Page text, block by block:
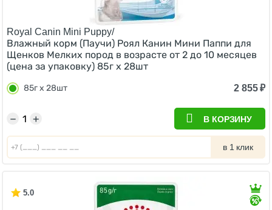
Royal Canin Mini Puppy/
Влажный корм (Паучи) Роял Канин Мини Паппи для
Щенков Мелких пород в возрасте от 2 до 10 месяцев
(цена за упаковку) 85г х 28шт
85г х 28шт 2 855₽
+
− В КОРЗИНУ
в 1 клик
5.0